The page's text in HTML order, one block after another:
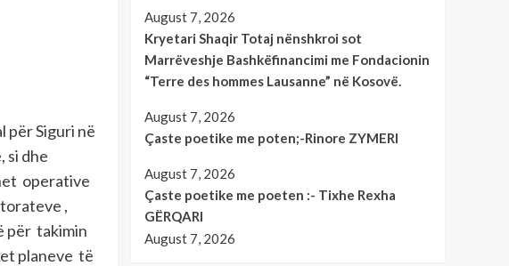
për Siguri në
si dhe
operative
,
për takimin
planeve të
August 7, 2026
Kryetari Shaqir Totaj nënshkroi sot
Marrëveshje Bashkëfinancimi me Fondacionin
“Terre des hommes Lausanne” në Kosovë.
August 7, 2026
Çaste poetike me poten;-Rinore ZYMERI
August 7, 2026
Çaste poetike me poeten :- Tixhe Rexha
GËRQARI
August 7, 2026